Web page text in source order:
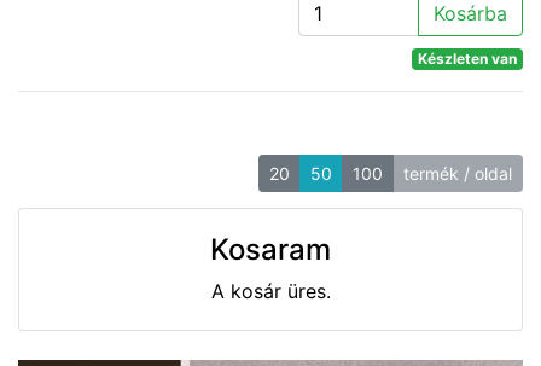
Kosárba
Készleten van
20 50 100 termék / oldal
Kosaram
A kosár üres.